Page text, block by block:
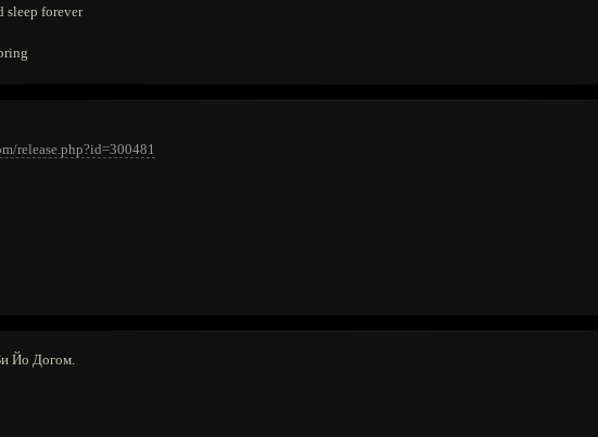
sleep forever
release.php?id=300481
Йо Догом.